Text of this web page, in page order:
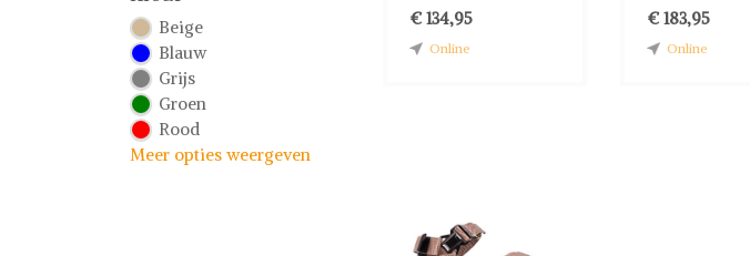
Beige
Blauw
Grijs
Groen
Rood
Meer opties weergeven
€ 134,95
Online
€ 183,95
Online